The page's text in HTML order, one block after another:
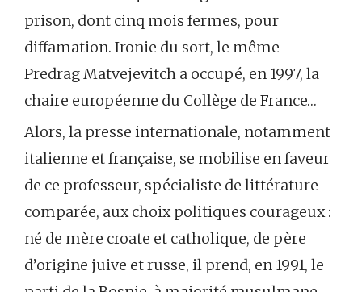
prison, dont cinq mois fermes, pour
diffamation. Ironie du sort, le même
Predrag Matvejevitch a occupé, en 1997, la
chaire européenne du Collège de France…
Alors, la presse internationale, notamment
italienne et française, se mobilise en faveur
de ce professeur, spécialiste de littérature
comparée, aux choix politiques courageux :
né de mère croate et catholique, de père
d’origine juive et russe, il prend, en 1991, le